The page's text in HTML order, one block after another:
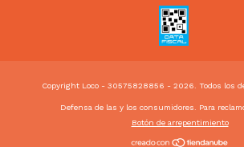
Copyright Loco - 30575828856 - 2026. Todos los
Defensa de las y los consumidores. Para
Botón de arrepentimiento